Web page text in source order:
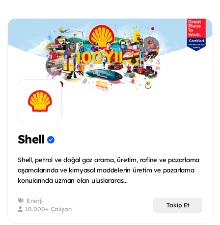
Shell
Shell, petrol ve doğal gaz arama, üretim, rafine ve pazarlama
aşamalarında ve kimyasal maddelerin üretim ve pazarlama
konularında uzman olan uluslararas...
Enerji
10.000+ Çalışan
Takip Et